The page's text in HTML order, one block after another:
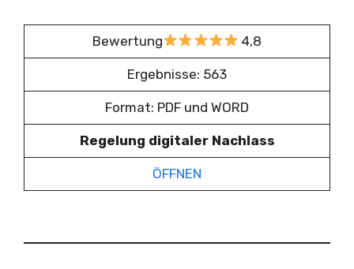
Bewertung 4,8
Ergebnisse: 563
Format: PDF und WORD
Regelung digitaler Nachlass
ÖFFNEN